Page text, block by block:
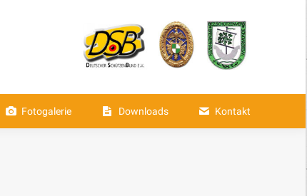
Fotogalerie Downloads Kontakt